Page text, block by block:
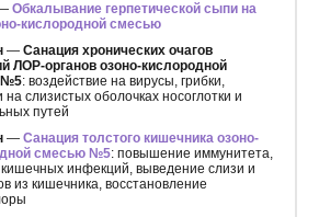
Обкалывание герпетической сыпи на
кислородной смесью
— Санация хронических очагов
ЛОР-органов озоно-кислородной
№5: воздействие на вирусы, грибки,
на слизистых оболочках носоглотки и
путей
— Санация толстого кишечника озоно-
смесью №5: повышение иммунитета,
инфекций, выведение слизи и
из кишечника, восстановление